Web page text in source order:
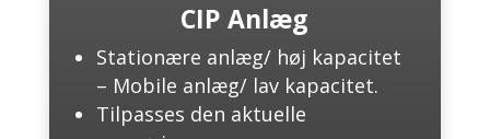
CIP Anlæg
Stationære anlæg/ høj kapacitet
– Mobile anlæg/ lav kapacitet.
Tilpasses den aktuelle